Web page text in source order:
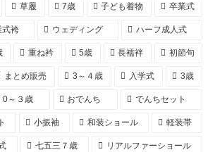
草履 7歳 子ども着物 卒業式
式袴 ウェディング ハーフ成人式
重ね衿 5歳 長襦袢 初節句
まとめ販売 3～４歳 入学式 3歳
0～３歳 おでんち でんちセット
小振袖 和装ショール 軽装帯
七五三７歳 リアルファーショール